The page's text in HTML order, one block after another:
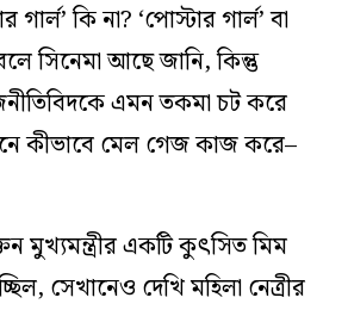
গার্ল’ কি না? ‘পোস্টার গার্ল’ বা
বলে সিনেমা আছে জানি, কিন্তু
এমন তকমা চট করে
কীভাবে মেল গেজ কাজ করে–
মুখ্যমন্ত্রীর একটি কুৎসিত মিম
সেখানেও দেখি মহিলা নেত্রীর